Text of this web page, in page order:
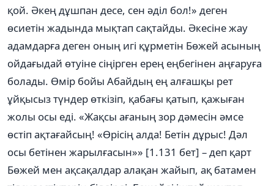
қой. Әкең дұшпан десе, сен әділ бол!» деген
өсиетін жадында мықтап сақтайды. Әкесіне жау
адамдарға деген оның игі құрметін Бөжей асының
ойдағыдай өтуіне сіңірген ерең еңбегінен аңғаруға
болады. Өмір бойы Абайдың ең алғашқы рет
ұйқысыз түндер өткізіп, қабағы қатып, қажыған
жолы осы еді. «Жақсы ағаның зор дәмесін әмсе
өстіп ақтағайсың! «Өрісің алда! Бетін дұрыс! Дәл
осы бетінен жарылғасын»» [1.131 бет] – деп қарт
Бөжей мен ақсақалдар алақан жайып, ақ батамен